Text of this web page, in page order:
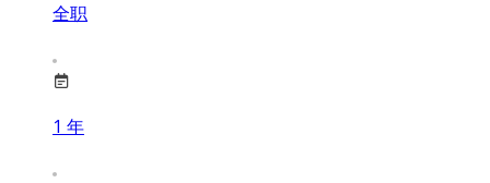
全职
1 年